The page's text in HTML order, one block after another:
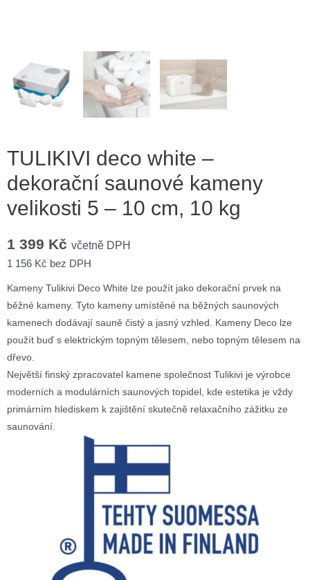
TULIKIVI deco white –
dekorační saunové kameny
velikosti 5 – 10 cm, 10 kg
1 399 Kč včetně DPH
1 156 Kč bez DPH
Kameny Tulikivi Deco White lze použít jako dekorační prvek na
běžné kameny. Tyto kameny umístěné na běžných saunových
kamenech dodávají sauně čistý a jasný vzhled. Kameny Deco lze
použít buď s elektrickým topným tělesem, nebo topným tělesem na
dřevo.
Největší finský zpracovatel kamene společnost Tulikivi je výrobce
moderních a modulárních saunových topidel, kde estetika je vždy
primárním hlediskem k zajištění skutečně relaxačního zážitku ze
saunování.